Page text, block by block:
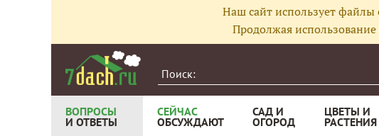
Наш сайт использует файлы
Продолжая использование
ВОПРОСЫ
И ОТВЕТЫ
СЕЙЧАС
ОБСУЖДАЮТ
САД И
ОГОРОД
ЦВЕТЫ И
РАСТЕНИЯ